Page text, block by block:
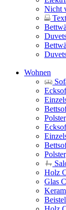
Nicht
Wohnen
Holz
Glas